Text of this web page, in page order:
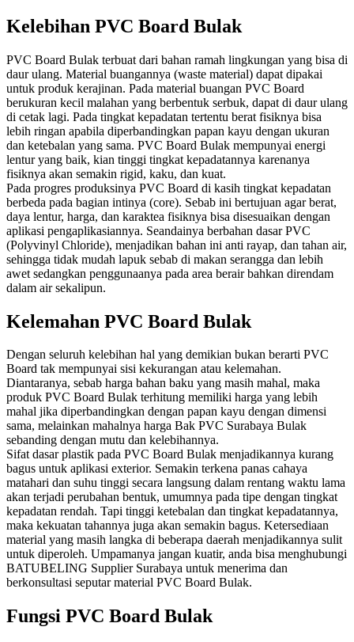
Kelebihan PVC Board Bulak
PVC Board Bulak terbuat dari bahan ramah lingkungan yang bisa di
daur ulang. Material buangannya (waste material) dapat dipakai
untuk produk kerajinan. Pada material buangan PVC Board
berukuran kecil malahan yang berbentuk serbuk, dapat di daur ulang
di cetak lagi. Pada tingkat kepadatan tertentu berat fisiknya bisa
lebih ringan apabila diperbandingkan papan kayu dengan ukuran
dan ketebalan yang sama. PVC Board Bulak mempunyai energi
lentur yang baik, kian tinggi tingkat kepadatannya karenanya
fisiknya akan semakin rigid, kaku, dan kuat.
Pada progres produksinya PVC Board di kasih tingkat kepadatan
berbeda pada bagian intinya (core). Sebab ini bertujuan agar berat,
daya lentur, harga, dan karaktea fisiknya bisa disesuaikan dengan
aplikasi pengaplikasiannya. Seandainya berbahan dasar PVC
(Polyvinyl Chloride), menjadikan bahan ini anti rayap, dan tahan air,
sehingga tidak mudah lapuk sebab di makan serangga dan lebih
awet sedangkan penggunaanya pada area berair bahkan direndam
dalam air sekalipun.
Kelemahan PVC Board Bulak
Dengan seluruh kelebihan hal yang demikian bukan berarti PVC
Board tak mempunyai sisi kekurangan atau kelemahan.
Diantaranya, sebab harga bahan baku yang masih mahal, maka
produk PVC Board Bulak terhitung memiliki harga yang lebih
mahal jika diperbandingkan dengan papan kayu dengan dimensi
sama, melainkan mahalnya harga Bak PVC Surabaya Bulak
sebanding dengan mutu dan kelebihannya.
Sifat dasar plastik pada PVC Board Bulak menjadikannya kurang
bagus untuk aplikasi exterior. Semakin terkena panas cahaya
matahari dan suhu tinggi secara langsung dalam rentang waktu lama
akan terjadi perubahan bentuk, umumnya pada tipe dengan tingkat
kepadatan rendah. Tapi tinggi ketebalan dan tingkat kepadatannya,
maka kekuatan tahannya juga akan semakin bagus. Ketersediaan
material yang masih langka di beberapa daerah menjadikannya sulit
untuk diperoleh. Umpamanya jangan kuatir, anda bisa menghubungi
BATUBELING Supplier Surabaya untuk menerima dan
berkonsultasi seputar material PVC Board Bulak.
Fungsi PVC Board Bulak